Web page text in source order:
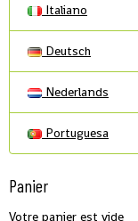
Italiano
Deutsch
Nederlands
Portuguesa
Panier
Votre panier est vide